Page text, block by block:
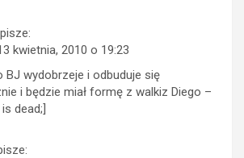
pisze:
kwietnia, 2010 o 19:23
BJ wydobrzeje i odbuduje się
i będzie miał formę z walkiz Diego –
dead;]